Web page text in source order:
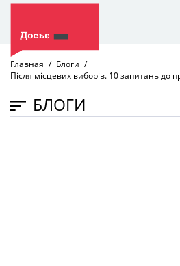
Главная
Блоги
Після місцевих виборів. 10 запитань до
БЛОГИ